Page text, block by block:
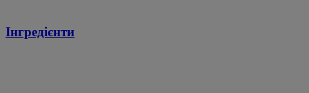
Інгредієнти